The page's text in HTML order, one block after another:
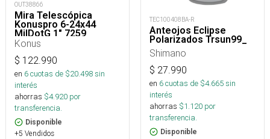
OUT38866
Mira Telescópica
Konuspro 6-24x44
MilDotG 1" 7259
Konus
$ 122.990
en 6cuotas de $20.498sin
interés
ahorras $4.920 por
transferencia.
Disponible
+5 Vendidos
TEC100408BA-R
Anteojos Eclipse
Polarizados Trsun99_
Shimano
$ 27.990
en 6cuotas de $4.665sin
interés
ahorras $1.120 por
transferencia.
Disponible